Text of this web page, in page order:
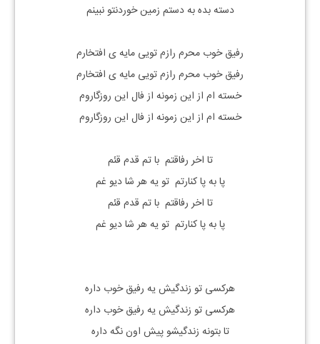
دسته بده به دستم زمین خوردنتو نبینم
رفیق خوب محرم رازم تویی مایه ی افتخارم
رفیق خوب محرم رازم تویی مایه ی افتخارم
خسته ام از این زمونه از فال این روزگاروم
خسته ام از این زمونه از فال این روزگاروم
تا اخر رفاقتم با تم قدم قئم
پا به پا کنارتم تو یه هر شا دیو غم
تا اخر رفاقتم با تم قدم قئم
پا به پا کنارتم تو یه هر شا دیو غم
هرکسی تو زندگیش یه رفیق خوب داره
هرکسی تو زندگیش یه رفیق خوب داره
تا بتونه زندگیشو پیش اون نگه داره